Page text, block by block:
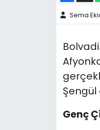
Sema
Genç